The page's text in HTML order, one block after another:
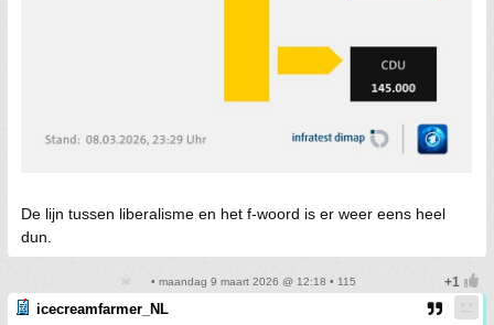
De lijn tussen liberalisme en het f-woord is er weer eens heel
dun.
• maandag 9 maart 2026 @ 12:18 • 115
icecreamfarmer_NL